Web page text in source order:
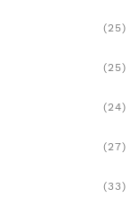
(25)
(25)
(24)
(27)
(33)